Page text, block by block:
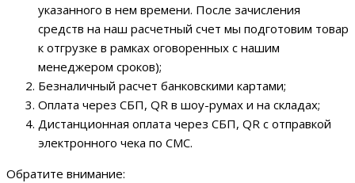
указанного в нем времени. После зачисления
средств на наш расчетный счет мы подготовим товар
к отгрузке в рамках оговоренных с нашим
менеджером сроков);
Безналичный расчет банковскими картами;
Оплата через СБП, QR в шоу-румах и на складах;
Дистанционная оплата через СБП, QR с отправкой
электронного чека по СМС.
Обратите внимание: